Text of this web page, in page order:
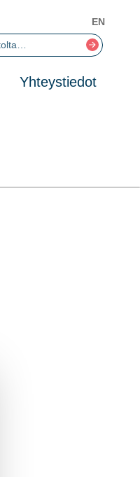
Yhteystiedot
EN